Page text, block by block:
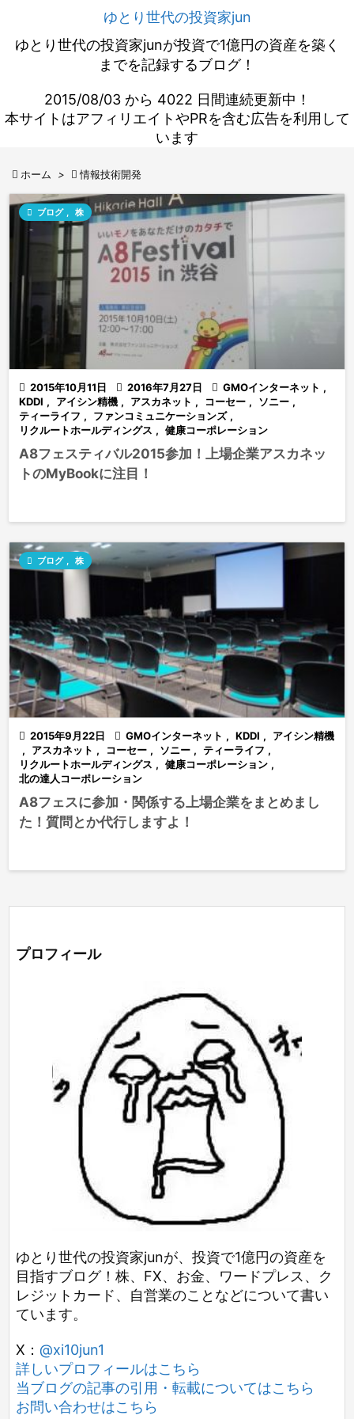
ゆとり世代の投資家jun
ゆとり世代の投資家junが投資で1億円の資産を築く
までを記録するブログ！
2015/08/03 から 4022 日間連続更新中！
本サイトはアフィリエイトやPRを含む広告を利用して
います
 ホーム >  情報技術開発
 2015年10月11日  2016年7月27日
 ブログ , 株
 GMOインターネット ,
KDDI , アイシン精機 , アスカネット , コーセー , ソニー ,
ティーライフ , ファンコミュニケーションズ ,
リクルートホールディングス , 健康コーポレーション
A8フェスティバル2015参加！上場企業アスカネッ
トのMyBookに注目！
 2015年9月22日
 ブログ , 株
 GMOインターネット , KDDI ,
アイシン精機
,
アスカネット , コーセー , ソニー , ティーライフ ,
リクルートホールディングス , 健康コーポレーション ,
北の達人コーポレーション
A8フェスに参加・関係する上場企業をまとめまし
た！質問とか代行しますよ！
プロフィール
ゆとり世代の投資家junが、投資で1億円の資産を
目指すブログ！株、FX、お金、ワードプレス、ク
レジットカード、自営業のことなどについて書い
ています。
X： @xi10jun1
詳しいプロフィールはこちら
当ブログの記事の引用・転載についてはこちら
お問い合わせはこちら